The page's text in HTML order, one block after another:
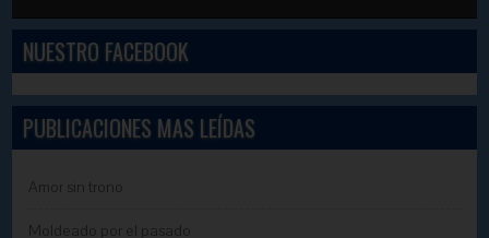
NUESTRO FACEBOOK
PUBLICACIONES MAS LEÍDAS
Amor sin trono
Moldeado por el pasado